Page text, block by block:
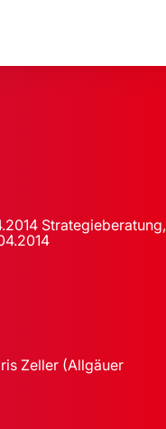
Strategieberatung, |
Zeller (Allgäuer